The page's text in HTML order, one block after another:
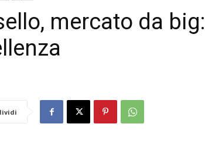
mercato da